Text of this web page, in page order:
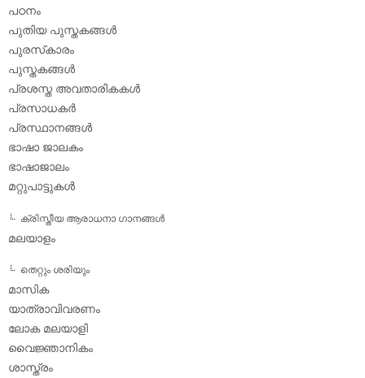
പഠനം
പുതിയ പുസ്തകങ്ങള്‍
പുരസ്‌കാരം
പുസ്തകങ്ങള്‍
പ്രശസ്ത അവതാരികകള്‍
പ്രസാധകര്‍
പ്രസ്ഥാനങ്ങള്‍
ഭാഷാ ജാലകം
ഭാഷാജാലം
മറ്റുപാട്ടുകള്‍
ക്രിസ്തീയ ആരാധനാ ഗാനങ്ങള്‍
മലയാളം
തെറ്റും ശരിയും
മാസിക
യാത്രാവിവരണം
ലോക മലയാളി
വൈജ്ഞാനികം
ശാസ്ത്രം